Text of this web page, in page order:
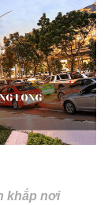
khắp nơi